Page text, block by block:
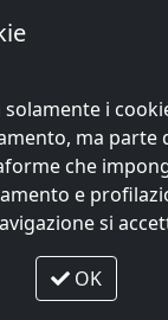
i
ma parte
che
e
si
OK